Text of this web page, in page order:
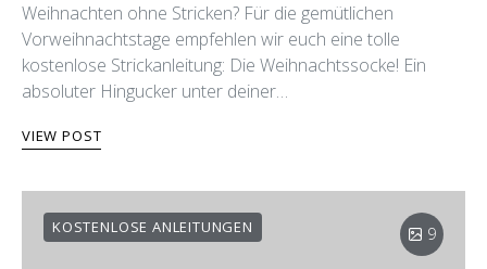
Weihnachten ohne Stricken? Für die gemütlichen
Vorweihnachtstage empfehlen wir euch eine tolle
kostenlose Strickanleitung: Die Weihnachtssocke! Ein
absoluter Hingucker unter deiner…
VIEW POST
KOSTENLOSE ANLEITUNGEN 9